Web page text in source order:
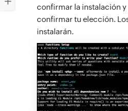
confirmar la instalación y
confirmar tu elección.
instalarán.